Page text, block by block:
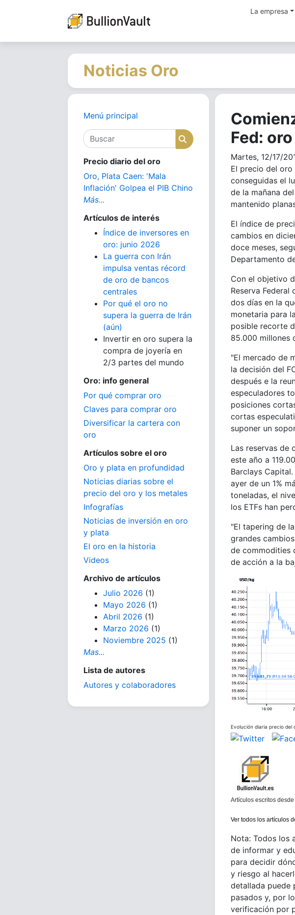
La empresa
Noticias Oro
Menú principal
Buscar
Buscar
Precio diario del oro
Oro, Plata Caen: 'Mala
Inflación' Golpea el PIB Chino
Más...
Artículos de interés
Índice de inversores en
oro: junio 2026
La guerra con Irán
impulsa ventas récord
de oro de bancos
centrales
Por qué el oro no
supera la guerra de Irán
(aún)
Invertir en oro supera la
compra de joyería en
2/3 partes del mundo
Oro: info general
Por qué comprar oro
Claves para comprar oro
Diversificar la cartera con
oro
Artículos sobre el oro
Oro y plata en profundidad
Noticias diarias sobre el
precio del oro y los metales
Infografías
Noticias de inversión en oro
y plata
El oro en la historia
Videos
Archivo de artículos
Julio 2026 (1)
Mayo 2026 (1)
Abril 2026 (1)
Marzo 2026 (1)
Noviembre 2025 (1)
Mas...
Lista de autores
Autores y colaboradores
Fed:
Martes, 12/17/
El precio del oro
conseguidas el
de la mañana
mantenido
El índice de
cambios en
doce meses,
Departamento
Con el objetivo
Reserva Federal
dos días en la
monetaria para
posible recorte
85.000 millones
"El mercado de
la decisión del
después e la
especuladores
posiciones
cortas
suponer un
Las reservas de
este año a
Barclays
ayer de un 1%
toneladas, el
los ETFs han
"El tapering de
grandes
de commodities
de acción a la
Evolución diaria precio del
Artículos escritos
Ver todos los artículos
Nota: Todos los
de informar y
para decidir
y riesgo al
detallada puede
pasados y, por
verificación por